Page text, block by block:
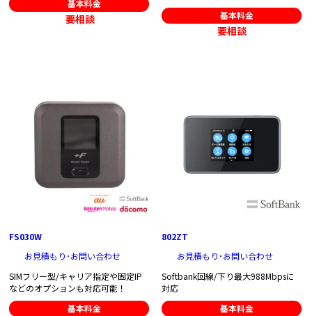
基本料金
要相談
基本料金
要相談
FS030W
お見積もり･お問い合わせ
SIMフリー型/キャリア指定や固定IP
などのオプションも対応可能！
基本料金
802ZT
お見積もり･お問い合わせ
Softbank回線/下り最大988Mbpsに
対応
基本料金